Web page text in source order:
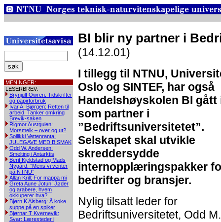
MENINGER:
LESERBREV:
Brynjulf Owren: Tidskrifter
og papirforbruk
Ivar A. Bjørgen: Retten til
arbeid. Tanker omkring
Brevik-saken
Rigmor Austgulen:
Morsmelk – over og ut?
Soilikki Vettenranta:
JULEGAVE MED BISMAK
Odd W. Andersen:
Smelting i Antarktis
Berit Kjeldstad og Mads
Nygård: ”Mens vi venter
på NTNU”
Allan Krill: For mappa mi
Greta Aune Jotun: Jøder
og arabere, hvem
okkuperer hva?
Bjørn K Alsberg: Å koke
suppe på en spiker
Bjørnar T Kvernevik:
Svar: Læresteder i
BI blir ny partner i
(14.12.01)
I tillegg til NTNU,
Oslo og SINTEF, har også
Handelshøyskolen BI gått
som partner i
”Bedriftsuniversitetet”.
Selskapet skal utvikle
skreddersydde
internopplæringspakker
bedrifter og bransjer.
Nylig tilsatt leder for
Bedriftsuniversitetet, Odd